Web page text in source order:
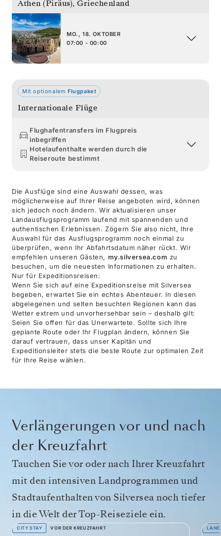
Athen (Piräus), Griechenland
MO., 18. OKTOBER
07:00 - 00:00
Mit optionalem Flugpaket
Internationale Flüge
Flughafentransfers im Flugpreis
inbegriffen
Hotelaufenthalte werden durch die
Reiseroute bestimmt
Die Ausflüge sind eine Auswahl dessen, was
möglicherweise auf Ihrer Reise angeboten wird, können
sich jedoch noch ändern. Wir aktualisieren unser
Landausflugsprogramm laufend mit spannenden und
authentischen Erlebnissen. Zögern Sie also nicht, Ihre
Auswahl für das Ausflugsprogramm noch einmal zu
überprüfen, wenn Ihr Abfahrtsdatum näher rückt. Wir
empfehlen unseren Gästen, my.silversea.com zu
besuchen, um die neuesten Informationen zu erhalten.
Nur für Expeditionsreisen:
Wenn Sie sich auf eine Expeditionsreise mit Silversea
begeben, erwartet Sie ein echtes Abenteuer. In diesen
abgelegenen und selten besuchten Regionen kann das
Wetter extrem und unvorhersehbar sein – deshalb gilt:
Seien Sie offen für das Unerwartete. Sollte sich Ihre
geplante Route oder Ihr Flugplan ändern, können Sie
darauf vertrauen, dass unser Kapitän und
Expeditionsleiter stets die beste Route zur optimalen Zeit
für Ihre Reise wählen.
Verlängerungen vor und nach
der Kreuzfahrt
Tauchen Sie vor oder nach Ihrer Kreuzfahrt
mit den intensiven Landprogrammen und
Stadtaufenthalten von Silversea noch tiefer
in die Welt der Top-Reiseziele ein.
CITY STAY VOR DER KREUZFAHRT